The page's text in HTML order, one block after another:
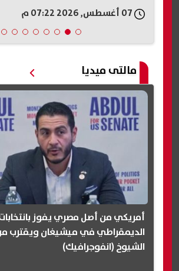
مالتى ميديا
أمريكي من أصل مصري يفوز
الديمقراطي في ميشيغان ويقترب
الشيوخ (انفوجرافيك)